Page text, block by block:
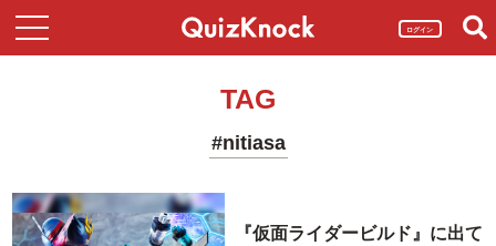
ログイン
TAG
#nitiasa
『仮面ライダービルド』に出て